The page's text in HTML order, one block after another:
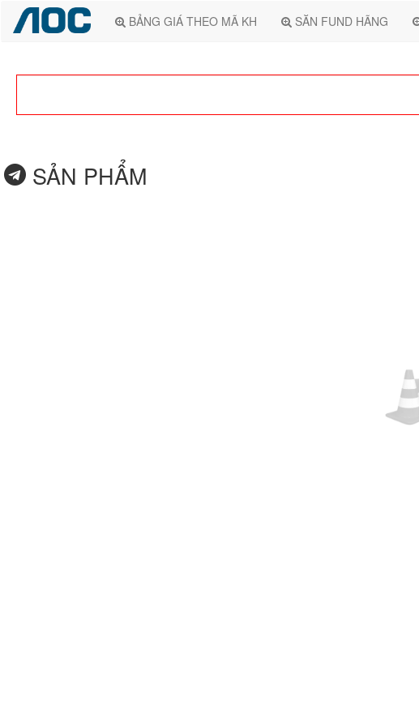
BẢNG GIÁ THEO MÃ KH SĂN FUND HÃNG
SẢN PHẨM